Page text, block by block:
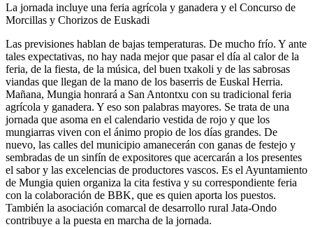
La jornada incluye una feria agrícola y ganadera y el Concurso de
Morcillas y Chorizos de Euskadi
Las previsiones hablan de bajas temperaturas. De mucho frío. Y ante
tales expectativas, no hay nada mejor que pasar el día al calor de la
feria, de la fiesta, de la música, del buen txakoli y de las sabrosas
viandas que llegan de la mano de los baserris de Euskal Herria.
Mañana, Mungia honrará a San Antontxu con su tradicional feria
agrícola y ganadera. Y eso son palabras mayores. Se trata de una
jornada que asoma en el calendario vestida de rojo y que los
mungiarras viven con el ánimo propio de los días grandes. De
nuevo, las calles del municipio amanecerán con ganas de festejo y
sembradas de un sinfín de expositores que acercarán a los presentes
el sabor y las excelencias de productores vascos. Es el Ayuntamiento
de Mungia quien organiza la cita festiva y su correspondiente feria
con la colaboración de BBK, que es quien aporta los puestos.
También la asociación comarcal de desarrollo rural Jata-Ondo
contribuye a la puesta en marcha de la jornada.